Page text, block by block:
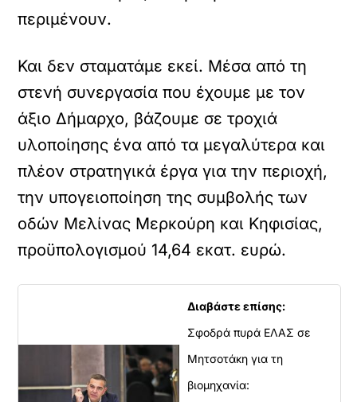
περιμένουν.
Και δεν σταματάμε εκεί. Μέσα από τη
στενή συνεργασία που έχουμε με τον
άξιο Δήμαρχο, βάζουμε σε τροχιά
υλοποίησης ένα από τα μεγαλύτερα και
πλέον στρατηγικά έργα για την περιοχή,
την υπογειοποίηση της συμβολής των
οδών Μελίνας Μερκούρη και Κηφισίας,
προϋπολογισμού 14,64 εκατ. ευρώ.
Διαβάστε επίσης:
Σφοδρά πυρά ΕΛΑΣ σε
Μητσοτάκη για τη
βιομηχανία: